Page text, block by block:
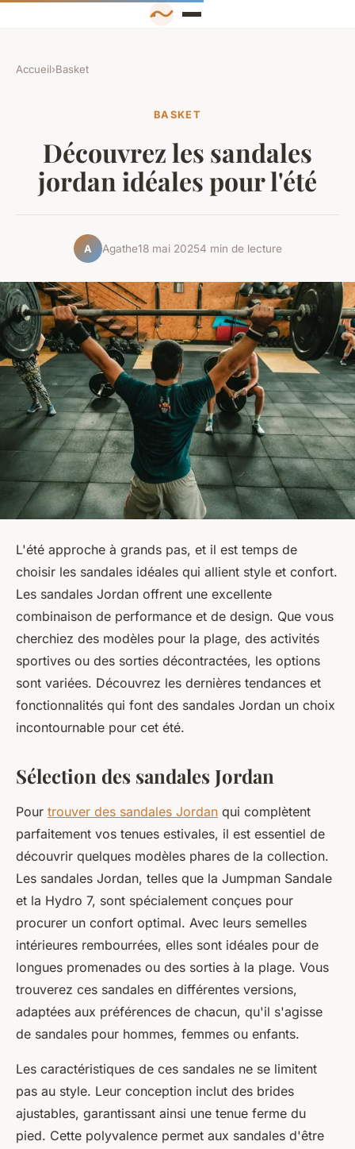
Accueil›Basket
BASKET
Découvrez les sandales
jordan idéales pour l'été
A Agathe18 mai 20254 min de lecture
L'été approche à grands pas, et il est temps de
choisir les sandales idéales qui allient style et confort.
Les sandales Jordan offrent une excellente
combinaison de performance et de design. Que vous
cherchiez des modèles pour la plage, des activités
sportives ou des sorties décontractées, les options
sont variées. Découvrez les dernières tendances et
fonctionnalités qui font des sandales Jordan un choix
incontournable pour cet été.
Sélection des sandales Jordan
Pour trouver des sandales Jordan qui complètent
parfaitement vos tenues estivales, il est essentiel de
découvrir quelques modèles phares de la collection.
Les sandales Jordan, telles que la Jumpman Sandale
et la Hydro 7, sont spécialement conçues pour
procurer un confort optimal. Avec leurs semelles
intérieures rembourrées, elles sont idéales pour de
longues promenades ou des sorties à la plage. Vous
trouverez ces sandales en différentes versions,
adaptées aux préférences de chacun, qu'il s'agisse
de sandales pour hommes, femmes ou enfants.
Les caractéristiques de ces sandales ne se limitent
pas au style. Leur conception inclut des brides
ajustables, garantissant ainsi une tenue ferme du
pied. Cette polyvalence permet aux sandales d'être